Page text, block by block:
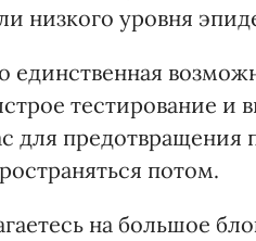
низкого уровня
единственная
тестирование и
для предотвращения
потом.
на большое